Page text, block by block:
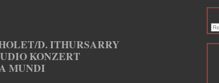
D. ITHURSARRY
KONZERT
MUNDI